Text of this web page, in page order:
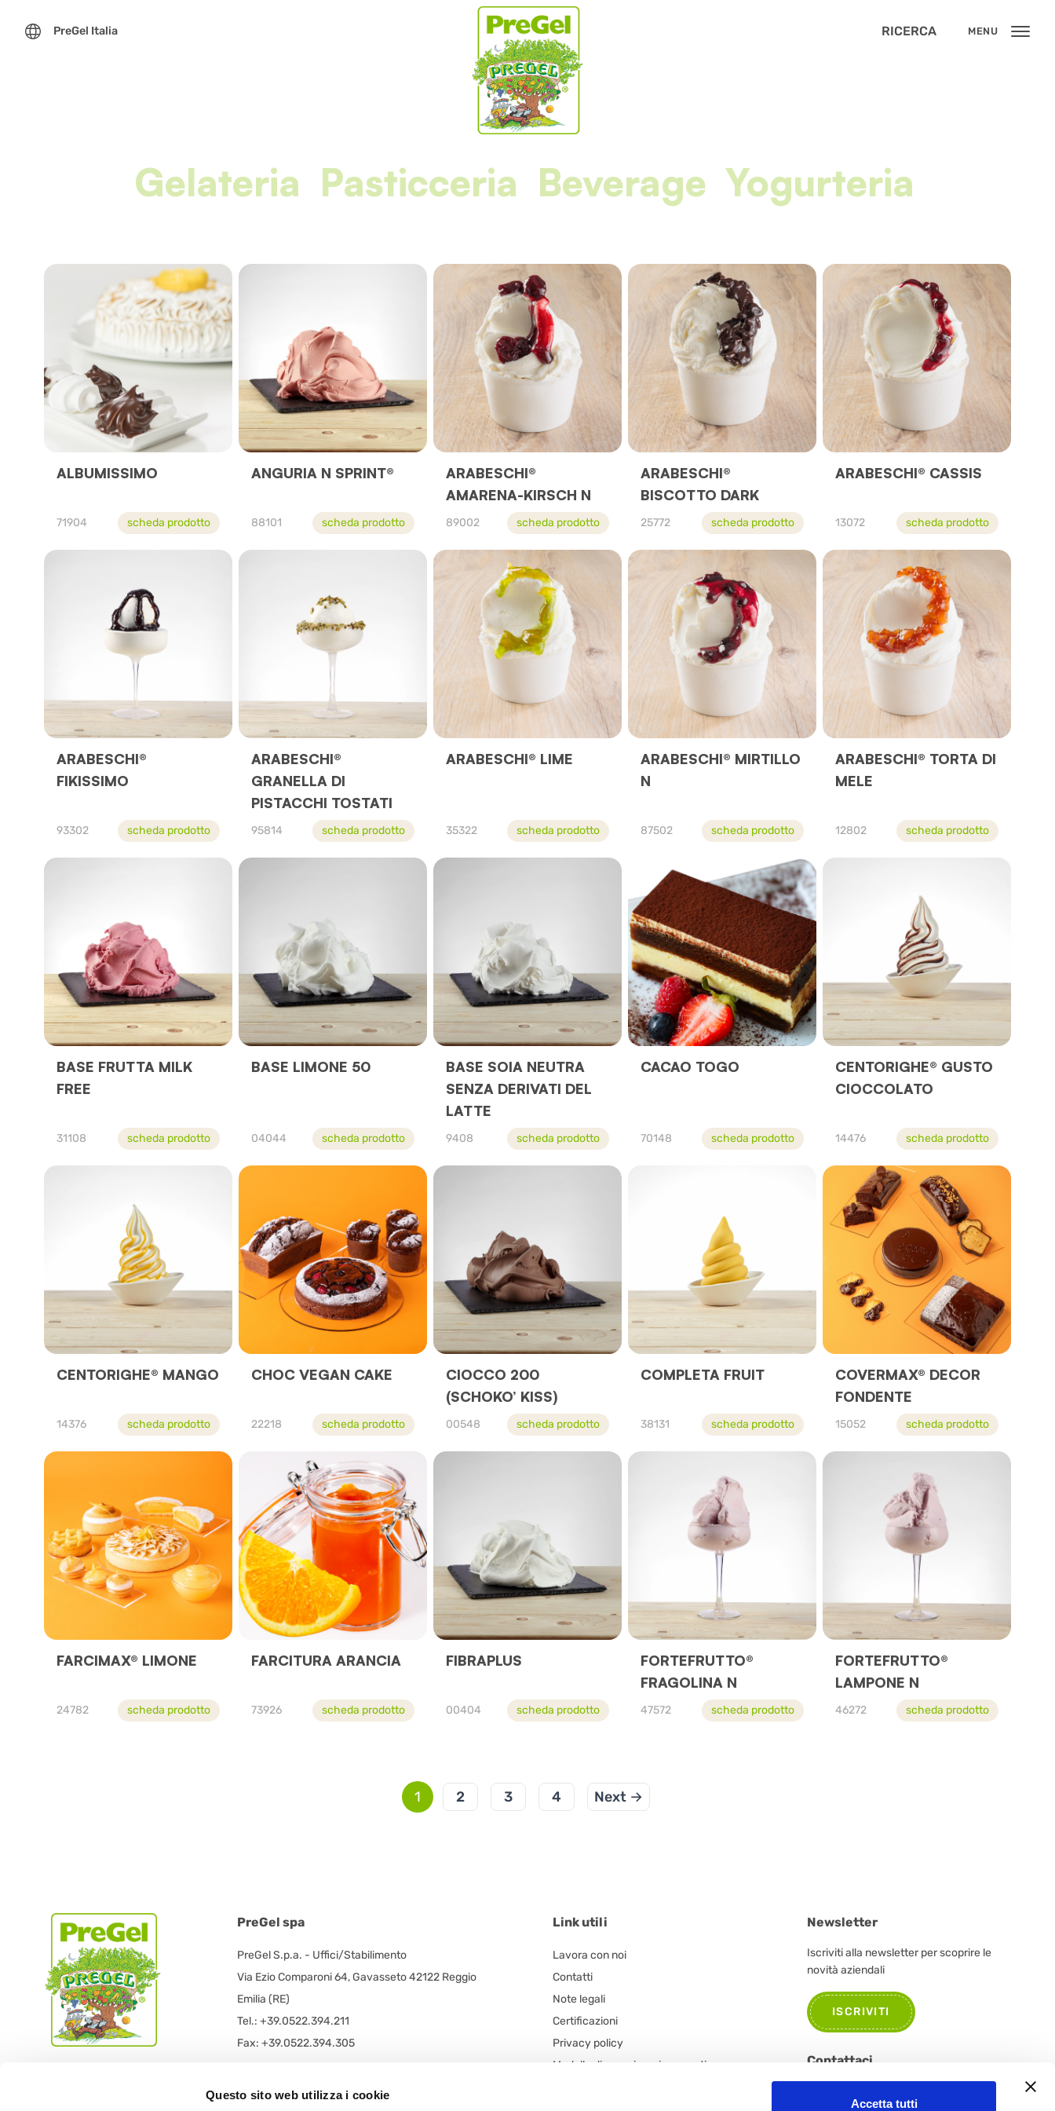
Questo sito web utilizza i cookie
Accetta tutti
PreGel Italia RICERCA MENU
Gelateria Pasticceria Beverage Yogurteria
ALBUMISSIMO
71904 scheda prodotto
ANGURIA N SPRINT®
88101 scheda prodotto
ARABESCHI®
AMARENA-KIRSCH N
89002 scheda prodotto
ARABESCHI®
BISCOTTO DARK
25772 scheda prodotto
ARABESCHI® CASSIS
13072 scheda prodotto
ARABESCHI®
FIKISSIMO
93302 scheda prodotto
ARABESCHI®
GRANELLA DI
PISTACCHI TOSTATI
95814 scheda prodotto
ARABESCHI® LIME
35322 scheda prodotto
ARABESCHI® MIRTILLO
N
87502 scheda prodotto
ARABESCHI® TORTA DI
MELE
12802 scheda prodotto
BASE FRUTTA MILK
FREE
31108 scheda prodotto
BASE LIMONE 50
04044 scheda prodotto
BASE SOIA NEUTRA
SENZA DERIVATI DEL
LATTE
9408 scheda prodotto
CACAO TOGO
70148 scheda prodotto
CENTORIGHE® GUSTO
CIOCCOLATO
14476 scheda prodotto
CENTORIGHE® MANGO
14376 scheda prodotto
CHOC VEGAN CAKE
22218 scheda prodotto
CIOCCO 200
(SCHOKO’ KISS)
00548 scheda prodotto
COMPLETA FRUIT
38131 scheda prodotto
COVERMAX® DECOR
FONDENTE
15052 scheda prodotto
FARCIMAX® LIMONE
24782 scheda prodotto
FARCITURA ARANCIA
73926 scheda prodotto
FIBRAPLUS
00404 scheda prodotto
FORTEFRUTTO®
FRAGOLINA N
47572 scheda prodotto
FORTEFRUTTO®
LAMPONE N
46272 scheda prodotto
1 2 3 4 Next →
PreGel spa
PreGel S.p.a. - Uffici/Stabilimento
Via Ezio Comparoni 64, Gavasseto 42122 Reggio
Emilia (RE)
Tel.: +39.0522.394.211
Fax: +39.0522.394.305
Link utili
Lavora con noi
Contatti
Note legali
Certificazioni
Privacy policy
Modello di organizzazione gestione e
Newsletter
Iscriviti alla newsletter per scoprire le
novità aziendali
ISCRIVITI
Contattaci
non esitate a contattarci.